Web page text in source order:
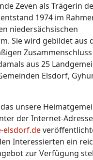
Zeven als Trägerin
1974 im
niedersächsischen
Sie wird gebildet aus
aus 25
Elsdorf,
unsere
der Internet-Adresse
elsdorf.de
Interessierten ein
zur Verfügung